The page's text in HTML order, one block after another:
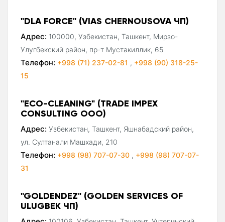
"DLA FORCE" (VIAS CHERNOUSOVA ЧП)
Адрес: 100000, Узбекистан, Ташкент, Мирзо-
Улугбекский район, пр-т Мустакиллик, 65
Телефон: +998 (71) 237-02-81 , +998 (90) 318-25-
15
"ECO-CLEANING" (TRADE IMPEX
CONSULTING ООО)
Адрес: Узбекистан, Ташкент, Яшнабадский район,
ул. Султанали Машхади, 210
Телефон: +998 (98) 707-07-30 , +998 (98) 707-07-
31
"GOLDENDEZ" (GOLDEN SERVICES OF
ULUGBEK ЧП)